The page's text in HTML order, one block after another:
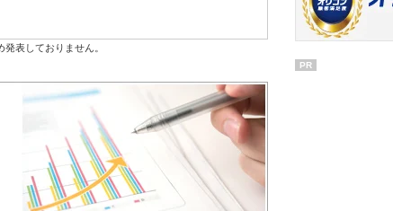
表しておりません。
PR